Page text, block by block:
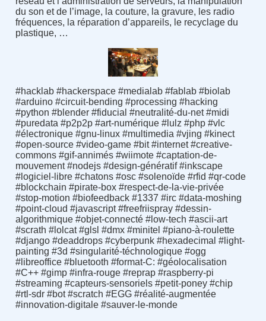
du son et de l’image, la couture, la gravure, les radio
fréquences, la réparation d’appareils, le recyclage du
plastique, …
#hacklab #hackerspace #medialab #fablab #biolab
#arduino #circuit-bending #processing #hacking
#python #blender #fiducial #neutralité-du-net #midi
#puredata #p2p2p #art-numérique #lulz #php #vlc
#électronique #gnu-linux #multimedia #vjing #kinect
#open-source #video-game #bit #internet #creative-
commons #gif-annimés #wiimote #captation-de-
mouvement #nodejs #design-génératif #inkscape
#logiciel-libre #chatons #osc #solenoïde #rfid #qr-code
#blockchain #pirate-box #respect-de-la-vie-privée
#stop-motion #biofeedback #1337 #irc #data-moshing
#point-cloud #javascript #freefriispray #dessin-
algorithmique #objet-connecté #low-tech #ascii-art
#scrath #lolcat #glsl #dmx #minitel #piano-à-roulette
#django #deaddrops #cyberpunk #hexadecimal #light-
painting #3d #singularité-téchnologique #ogg
#libreoffice #bluetooth #format-C: #géolocalisation
#C++ #gimp #infra-rouge #reprap #raspberry-pi
#streaming #capteurs-sensoriels #petit-poney #chip
#rtl-sdr #bot #scratch #EGG #réalité-augmentée
#innovation-digitale #sauver-le-monde